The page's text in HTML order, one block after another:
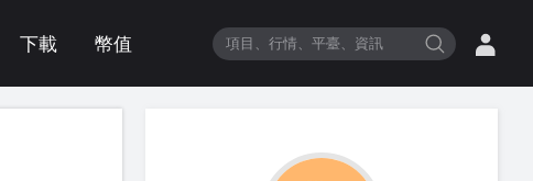
下載 幣值 項目、行情、平臺、資訊